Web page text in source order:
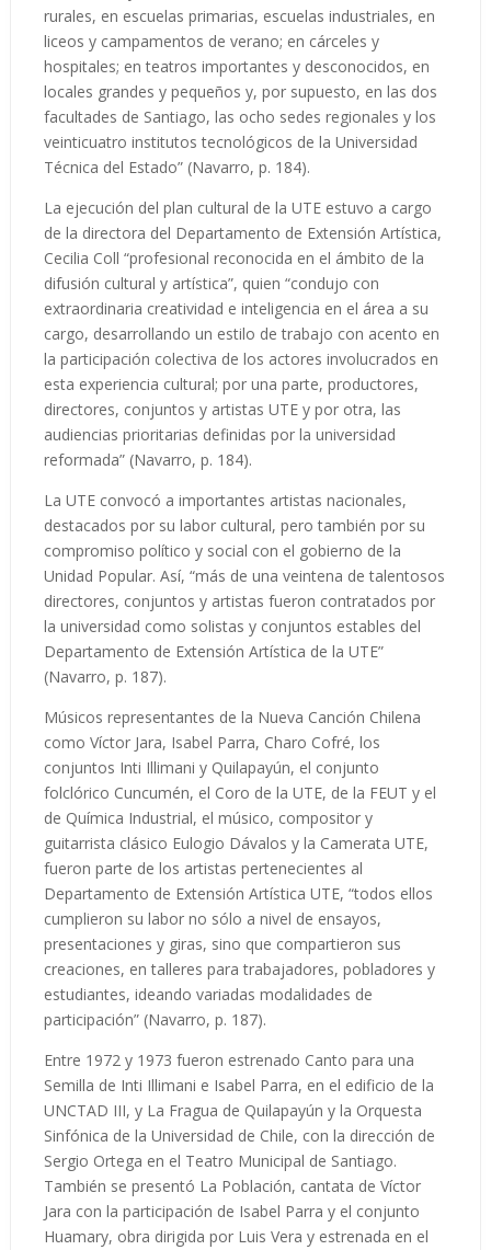
rurales, en escuelas primarias, escuelas industriales, en
liceos y campamentos de verano; en cárceles y
hospitales; en teatros importantes y desconocidos, en
locales grandes y pequeños y, por supuesto, en las dos
facultades de Santiago, las ocho sedes regionales y los
veinticuatro institutos tecnológicos de la Universidad
Técnica del Estado” (Navarro, p. 184).
La ejecución del plan cultural de la UTE estuvo a cargo
de la directora del Departamento de Extensión Artística,
Cecilia Coll “profesional reconocida en el ámbito de la
difusión cultural y artística”, quien “condujo con
extraordinaria creatividad e inteligencia en el área a su
cargo, desarrollando un estilo de trabajo con acento en
la participación colectiva de los actores involucrados en
esta experiencia cultural; por una parte, productores,
directores, conjuntos y artistas UTE y por otra, las
audiencias prioritarias definidas por la universidad
reformada” (Navarro, p. 184).
La UTE convocó a importantes artistas nacionales,
destacados por su labor cultural, pero también por su
compromiso político y social con el gobierno de la
Unidad Popular. Así, “más de una veintena de talentosos
directores, conjuntos y artistas fueron contratados por
la universidad como solistas y conjuntos estables del
Departamento de Extensión Artística de la UTE”
(Navarro, p. 187).
Músicos representantes de la Nueva Canción Chilena
como Víctor Jara, Isabel Parra, Charo Cofré, los
conjuntos Inti Illimani y Quilapayún, el conjunto
folclórico Cuncumén, el Coro de la UTE, de la FEUT y el
de Química Industrial, el músico, compositor y
guitarrista clásico Eulogio Dávalos y la Camerata UTE,
fueron parte de los artistas pertenecientes al
Departamento de Extensión Artística UTE, “todos ellos
cumplieron su labor no sólo a nivel de ensayos,
presentaciones y giras, sino que compartieron sus
creaciones, en talleres para trabajadores, pobladores y
estudiantes, ideando variadas modalidades de
participación” (Navarro, p. 187).
Entre 1972 y 1973 fueron estrenado Canto para una
Semilla de Inti Illimani e Isabel Parra, en el edificio de la
UNCTAD III, y La Fragua de Quilapayún y la Orquesta
Sinfónica de la Universidad de Chile, con la dirección de
Sergio Ortega en el Teatro Municipal de Santiago.
También se presentó La Población, cantata de Víctor
Jara con la participación de Isabel Parra y el conjunto
Huamary, obra dirigida por Luis Vera y estrenada en el